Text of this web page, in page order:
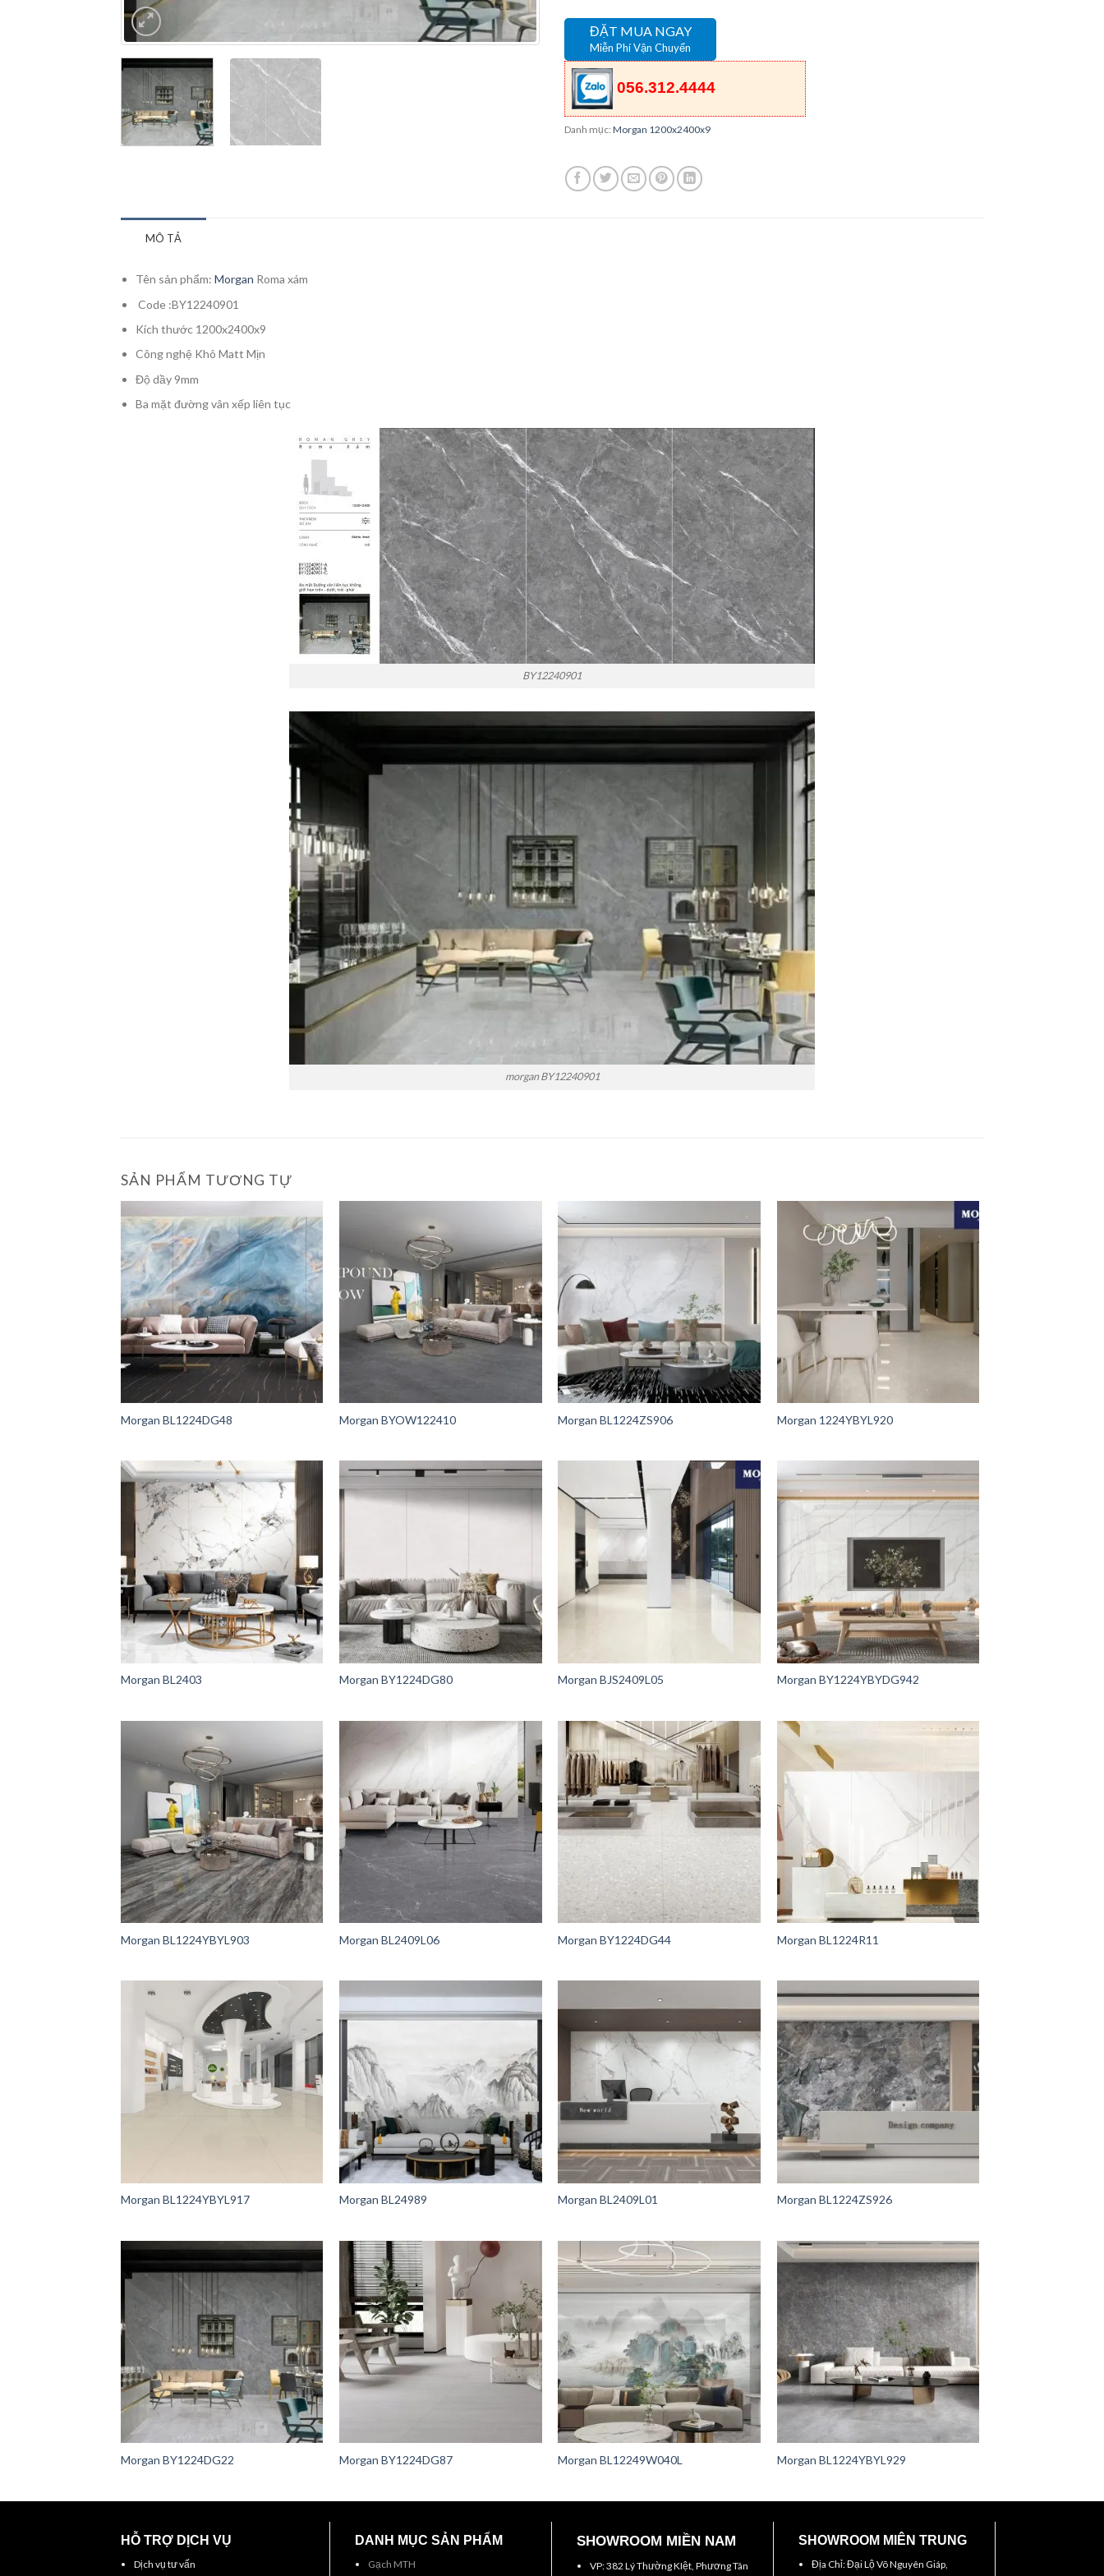
ĐẶT MUA NGAY
Miễn Phí Vận Chuyển
056.312.4444
Danh mục: Morgan 1200x2400x9
MÔ TẢ
Tên sản phẩm:Morgan Roma xám
Code :BY12240901
Kích thước 1200x2400x9
Công nghệ Khô Matt Mịn
Độ dầy 9mm
Ba mặt đường vân xếp liên tục
BY12240901
morgan BY12240901
SẢN PHẨM TƯƠNG TỰ
Morgan BL1224DG48 Morgan BYOW122410 Morgan BL1224ZS906 Morgan 1224YBYL920
Morgan BL2403 Morgan BY1224DG80 Morgan BJS2409L05 Morgan BY1224YBYDG942
Morgan BL1224YBYL903 Morgan BL2409L06 Morgan BY1224DG44 Morgan BL1224R11
Morgan BL1224YBYL917 Morgan BL24989 Morgan BL2409L01 Morgan BL1224ZS926
Morgan BY1224DG22 Morgan BY1224DG87 Morgan BL12249W040L Morgan BL1224YBYL929
HỖ TRỢ DỊCH VỤ
Dịch vụ tư vấn
DANH MỤC SẢN PHẨM
Gạch MTH
SHOWROOM MIỀN NAM
VP: 382 Lý Thường KIệt, Phương Tân
SHOWROOM MIÊN TRUNG
Địa Chỉ: Đại Lộ Võ Nguyên Giáp,